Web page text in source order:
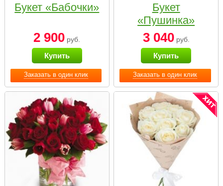
Заказать в один клик
Букет «Бабочки»
2 900 руб.
Купить
Заказать в один клик
Букет
«Пушинка»
3 040руб.
Купить